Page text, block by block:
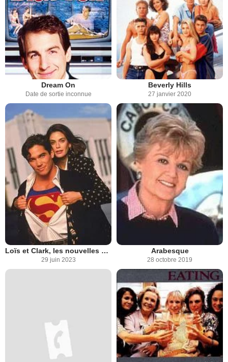
Dream On
Date de sortie inconnue
Beverly Hills
27 janvier 2020
Loïs et Clark, les nouvelles aventures de Superman
29 juin 2023
Arabesque
28 octobre 2019